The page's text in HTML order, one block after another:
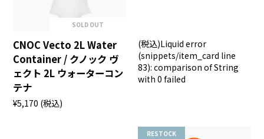
SOLD OUT
CNOC Vecto 2L Water
Container / クノック ヴ
ェクト 2L ウォーターコン
テナ
¥5,170 (税込)
(税込)Liquid error
(snippets/item_card line
83): comparison of String
with 0 failed
RESTOCK